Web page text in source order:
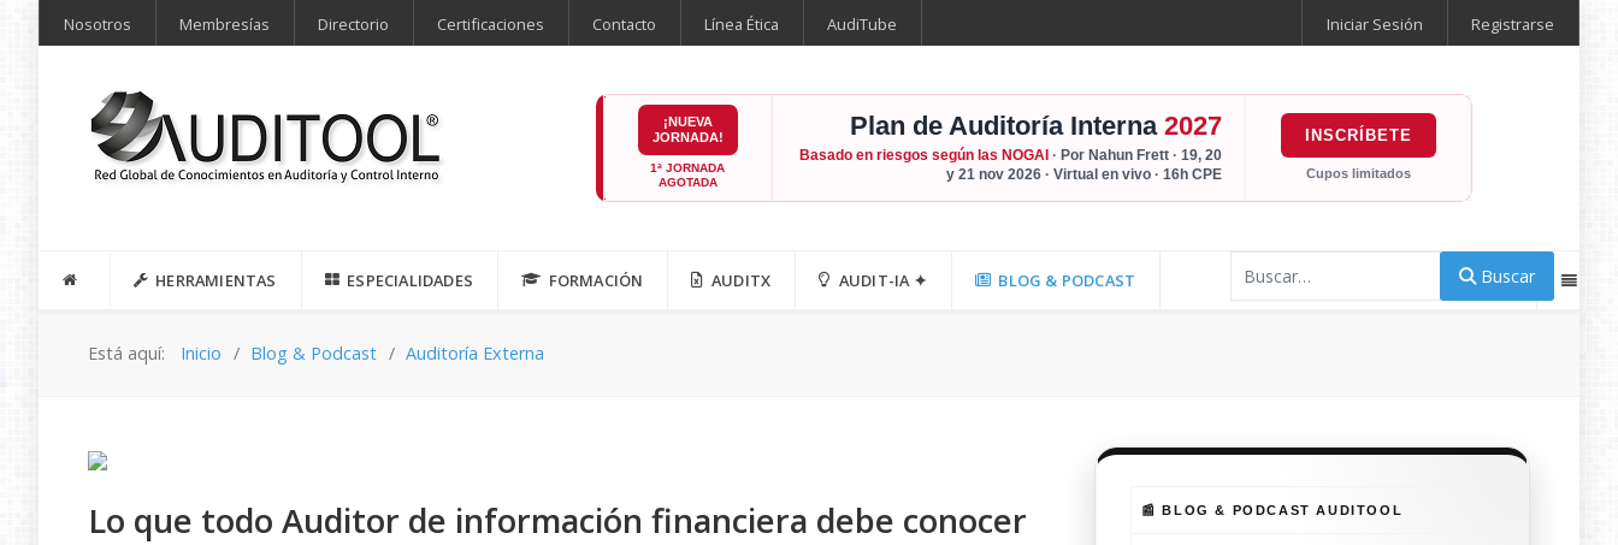
Nosotros Membresías Directorio Certificaciones Contacto Línea Ética AudiTube Iniciar Sesión Registrarse
¡NUEVA
JORNADA!
1ª JORNADA
AGOTADA
Plan de Auditoría Interna2027
Basado en riesgos según las NOGAI · Por Nahun Frett · 19, 20
y 21 nov 2026 · Virtual en vivo · 16h CPE
INSCRÍBETE
Cupos limitados
HERRAMIENTAS ESPECIALIDADES FORMACIÓN AUDITX AUDIT-IA ✦ BLOG & PODCAST Buscar
Está aquí: Inicio Blog & Podcast Auditoría Externa
Lo que todo Auditor de información financiera debe conocer
📰 BLOG & PODCAST AUDITOOL